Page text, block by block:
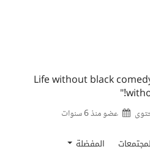
"Life without black
عضو منذ6 سنوات
المفضلة